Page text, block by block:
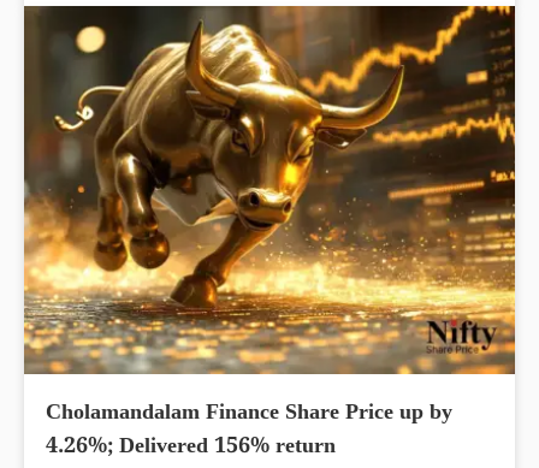
Cholamandalam Finance Share Price up by
4.26%; Delivered 156% return